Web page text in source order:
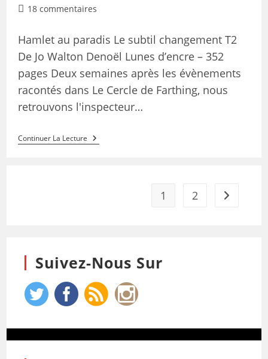
18 commentaires
Hamlet au paradis Le subtil changement T2
De Jo Walton Denoël Lunes d’encre – 352
pages Deux semaines après les évènements
racontés dans Le Cercle de Farthing, nous
retrouvons l'inspecteur…
Continuer La Lecture
1 2
Suivez-Nous Sur